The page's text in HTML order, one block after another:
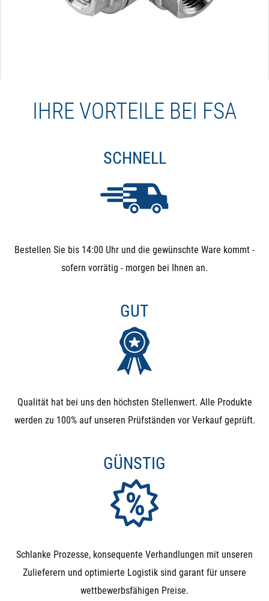
IHRE VORTEILE BEI FSA
SCHNELL
Bestellen Sie bis 14:00 Uhr und die gewünschte Ware kommt -
sofern vorrätig - morgen bei Ihnen an.
GUT
Qualität hat bei uns den höchsten Stellenwert. Alle Produkte
werden zu 100% auf unseren Prüfständen vor Verkauf geprüft.
GÜNSTIG
Schlanke Prozesse, konsequente Verhandlungen mit unseren
Zulieferern und optimierte Logistik sind garant für unsere
wettbewerbsfähigen Preise.